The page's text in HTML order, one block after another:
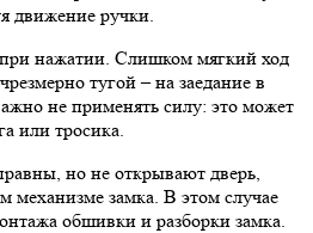
движение ручки.
нажатии. Слишком мягкий ход
тугой – на заедание в
не применять силу: это может
или тросика.
но не открывают дверь,
механизме замка. В этом случае
обшивки и разборки замка.